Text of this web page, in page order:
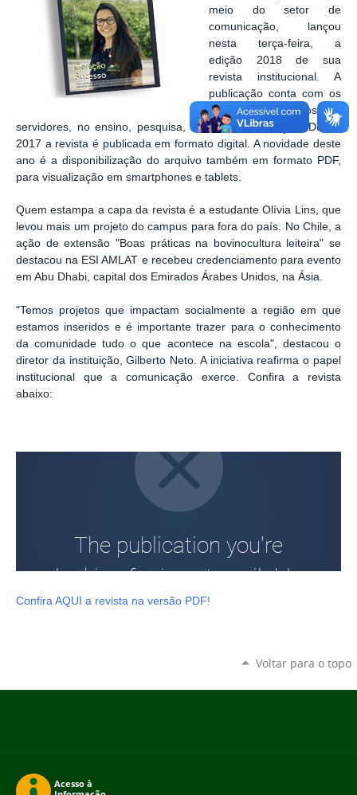
meio do setor de
comunicação, lançou
nesta terça-feira, a
edição 2018 de sua
revista institucional. A
publicação conta com os
feitos de alunos e
servidores, no ensino, pesquisa, extensão e inovação. Desde
2017 a revista é publicada em formato digital. A novidade deste
ano é a disponibilização do arquivo também em formato PDF,
para visualização em smartphones e tablets.
Quem estampa a capa da revista é a estudante Olívia Lins, que
levou mais um projeto do campus para fora do país. No Chile, a
ação de extensão "Boas práticas na bovinocultura leiteira" se
destacou na ESI AMLAT e recebeu credenciamento para evento
em Abu Dhabi, capital dos Emirados Árabes Unidos, na Ásia.
"Temos projetos que impactam socialmente a região em que
estamos inseridos e é importante trazer para o conhecimento
da comunidade tudo o que acontece na escola", destacou o
diretor da instituição, Gilberto Neto. A iniciativa reafirma o papel
institucional que a comunicação exerce. Confira a revista
abaixo:
Confira AQUI a revista na versão PDF!
Voltar para o topo